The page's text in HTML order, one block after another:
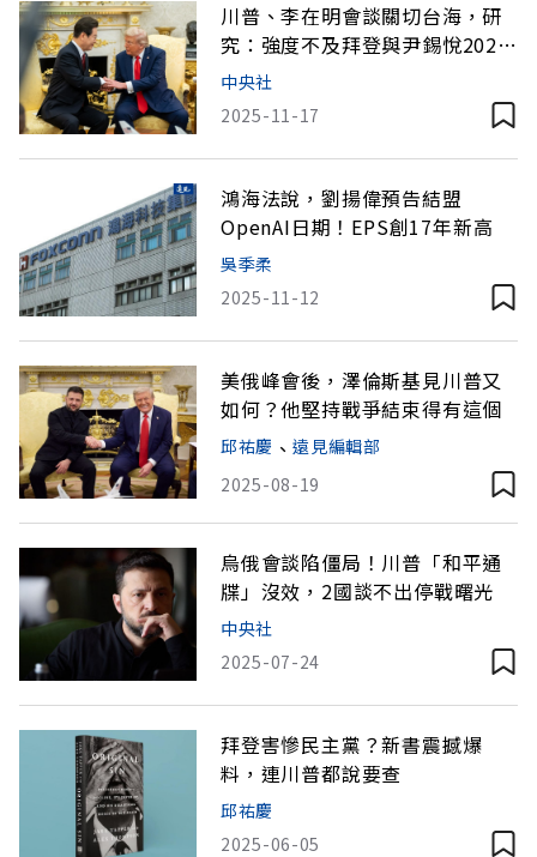
川普、李在明會談關切台海，研
究：強度不及拜登與尹錫悅2023
聲明
中央社
2025-11-17
鴻海法說，劉揚偉預告結盟
OpenAI日期！EPS創17年新高
吳季柔
2025-11-12
美俄峰會後，澤倫斯基見川普又
如何？他堅持戰爭結束得有這個
邱祐慶 、遠見編輯部
2025-08-19
烏俄會談陷僵局！川普「和平通
牒」沒效，2國談不出停戰曙光
中央社
2025-07-24
拜登害慘民主黨？新書震撼爆
料，連川普都說要查
邱祐慶
2025-06-05